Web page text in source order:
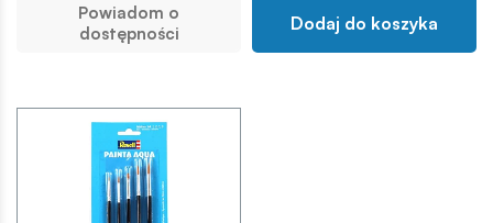
Powiadom o
dostępności
Dodaj do koszyka